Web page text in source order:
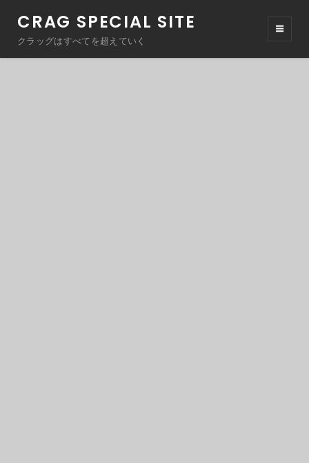
CRAG SPECIAL SITE
クラッグはすべてを超えていく